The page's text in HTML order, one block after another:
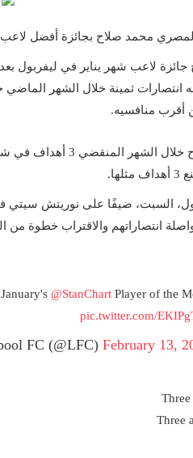
محمد صلاح بجائزة أفضل
لاعب شهر يناير في ليفربول
انتصارات ثمينة خلال الشهر الماضي
وسجل صلاح خلال
السبت، ضيفًا على نوريتش سيتي
انتصاراتهم والاقتراب خطوة من
@StanChart Player of the
pic.twitter.com/
February 13,
Three
Three